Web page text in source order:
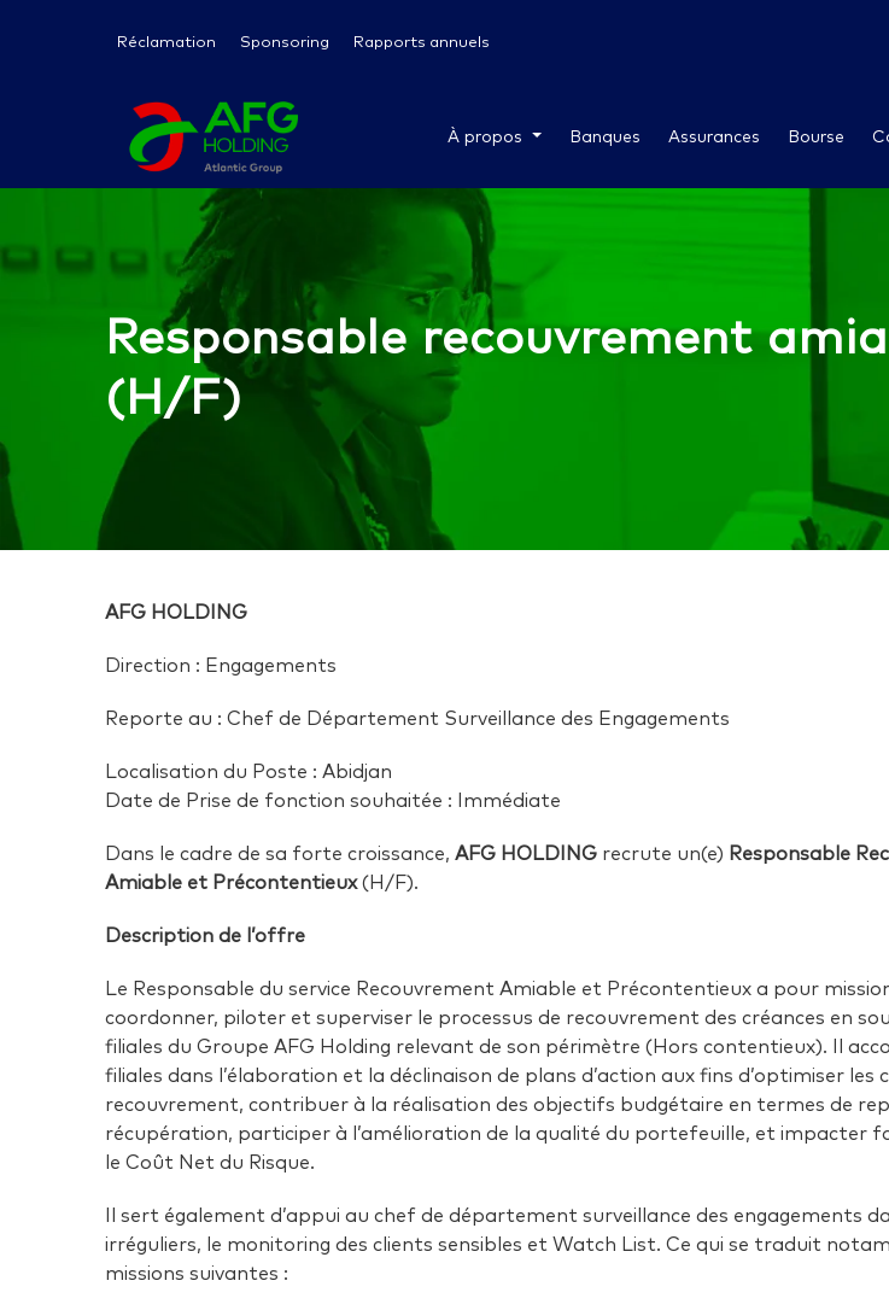
Réclamation Sponsoring Rapports annuels
À propos Banques Assurances Bourse
Responsable recouvrement
(H/F)
AFG HOLDING
Direction : Engagements
Reporte au : Chef de Département Surveillance des Engagements
Localisation du Poste : Abidjan
Date de Prise de fonction souhaitée : Immédiate
Dans le cadre de sa forte croissance, AFG HOLDING recrute un(e) Responsable
Amiable et Précontentieux(H/F).
Description de l’offre
Le Responsable du service Recouvrement Amiable et Précontentieux a pour
coordonner, piloter et superviser le processus de recouvrement des créances en
filiales du Groupe AFG Holding relevant de son périmètre (Hors contentieux). Il
filiales dans l’élaboration et la déclinaison de plans d’action aux fins d’optimiser les
recouvrement, contribuer à la réalisation des objectifs budgétaire en termes de
récupération, participer à l’amélioration de la qualité du portefeuille, et impacter
le Coût Net du Risque.
Il sert également d’appui au chef de département surveillance des engagements
irréguliers, le monitoring des clients sensibles et Watch List. Ce qui se traduit
missions suivantes :